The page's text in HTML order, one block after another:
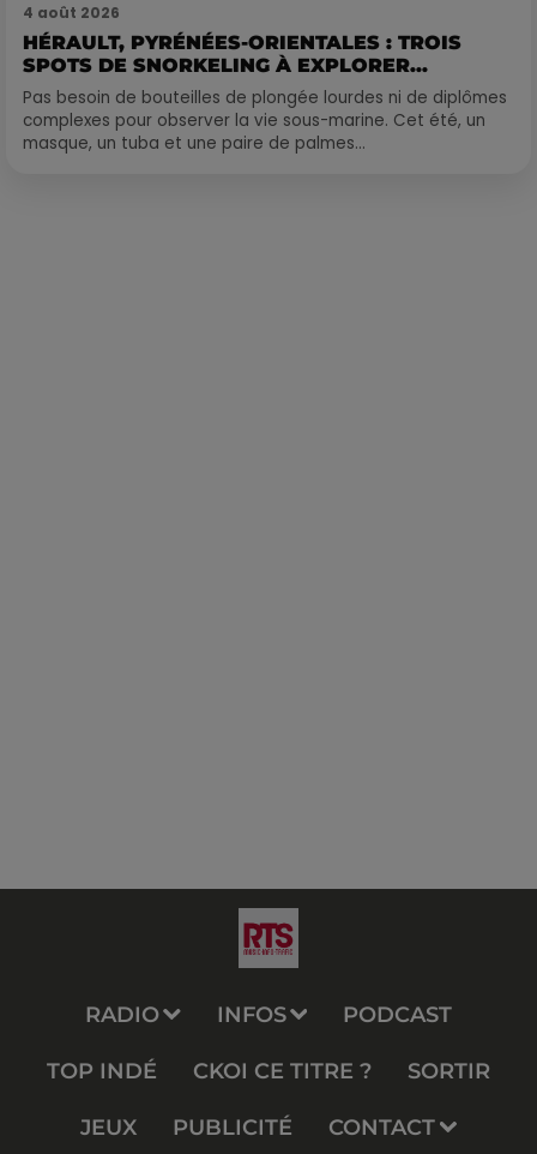
4 août 2026
HÉRAULT, PYRÉNÉES-ORIENTALES : TROIS
SPOTS DE SNORKELING À EXPLORER...
Pas besoin de bouteilles de plongée lourdes ni de diplômes
complexes pour observer la vie sous-marine. Cet été, un
masque, un tuba et une paire de palmes...
RADIO INFOS PODCAST
TOP INDÉ CKOI CE TITRE ? SORTIR
JEUX PUBLICITÉ CONTACT